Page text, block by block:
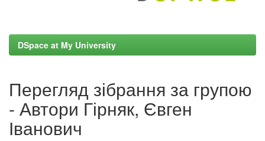
DSpace at My University
Перегляд зібрання за групою
- Автори Гірняк, Євген
Іванович